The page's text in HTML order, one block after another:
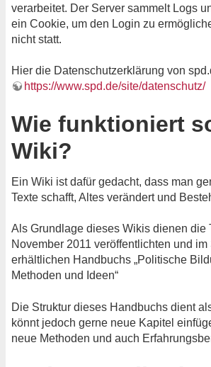
verarbeitet. Der Server sammelt Logs
ein Cookie, um den Login zu
nicht statt.
Hier die Datenschutzerklärung von
https://www.spd.de/site/datenschutz/
Wie funktioniert
Wiki?
Ein Wiki ist dafür gedacht, dass man
Texte schafft, Altes verändert und
Als Grundlage dieses Wikis dienen die
November 2011 veröffentlichten und
erhältlichen Handbuchs „Politische
Methoden und Ideen“
Die Struktur dieses Handbuchs dient
könnt jedoch gerne neue Kapitel
neue Methoden und auch